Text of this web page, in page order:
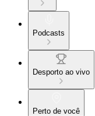
Podcasts
Desporto ao vivo
Perto de você